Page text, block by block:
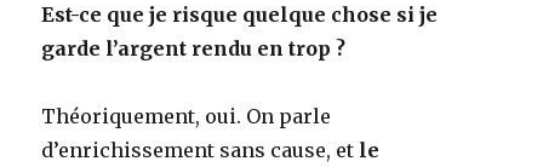
Est-ce que je risque quelque chose si je
garde l’argent rendu en trop ?
Théoriquement, oui. On parle
d’enrichissement sans cause, et le